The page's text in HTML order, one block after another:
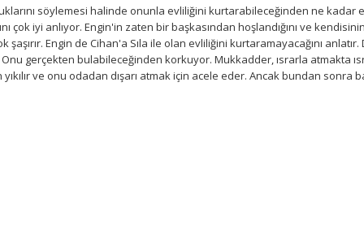
söylemesi halinde onunla evliliğini kurtarabileceğinden ne kadar
çok iyi anlıyor. Engin'in zaten bir başkasından hoşlandığını ve
Engin de Cihan'a Sıla ile olan evliliğini kurtaramayacağını anlatır.
Onu gerçekten bulabileceğinden korkuyor. Mukkadder, ısrarla atmakta
ve onu odadan dışarı atmak için acele eder. Ancak bundan sonra